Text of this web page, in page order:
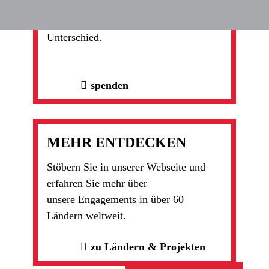
Unterschied.
spenden
MEHR ENTDECKEN
Stöbern Sie in unserer Webseite und
erfahren Sie mehr über
unsere Engagements in über 60
Ländern weltweit.
zu Ländern & Projekten